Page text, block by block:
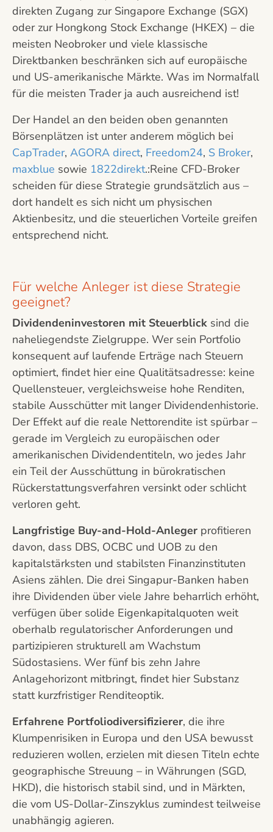
direkten Zugang zur Singapore Exchange (SGX)
oder zur Hongkong Stock Exchange (HKEX) – die
meisten Neobroker und viele klassische
Direktbanken beschränken sich auf europäische
und US-amerikanische Märkte. Was im Normalfall
für die meisten Trader ja auch ausreichend ist!
Der Handel an den beiden oben genannten
Börsenplätzen ist unter anderem möglich bei
CapTrader, AGORA direct, Freedom24, S Broker,
maxblue sowie 1822direkt.:Reine CFD-Broker
scheiden für diese Strategie grundsätzlich aus –
dort handelt es sich nicht um physischen
Aktienbesitz, und die steuerlichen Vorteile greifen
entsprechend nicht.
Für welche Anleger ist diese Strategie
geeignet?
Dividendeninvestoren mit Steuerblick sind die
naheliegendste Zielgruppe. Wer sein Portfolio
konsequent auf laufende Erträge nach Steuern
optimiert, findet hier eine Qualitätsadresse: keine
Quellensteuer, vergleichsweise hohe Renditen,
stabile Ausschütter mit langer Dividendenhistorie.
Der Effekt auf die reale Nettorendite ist spürbar –
gerade im Vergleich zu europäischen oder
amerikanischen Dividendentiteln, wo jedes Jahr
ein Teil der Ausschüttung in bürokratischen
Rückerstattungsverfahren versinkt oder schlicht
verloren geht.
Langfristige Buy-and-Hold-Anleger profitieren
davon, dass DBS, OCBC und UOB zu den
kapitalstärksten und stabilsten Finanzinstituten
Asiens zählen. Die drei Singapur-Banken haben
ihre Dividenden über viele Jahre beharrlich erhöht,
verfügen über solide Eigenkapitalquoten weit
oberhalb regulatorischer Anforderungen und
partizipieren strukturell am Wachstum
Südostasiens. Wer fünf bis zehn Jahre
Anlagehorizont mitbringt, findet hier Substanz
statt kurzfristiger Renditeoptik.
Erfahrene Portfoliodiversifizierer, die ihre
Klumpenrisiken in Europa und den USA bewusst
reduzieren wollen, erzielen mit diesen Titeln echte
geographische Streuung – in Währungen (SGD,
HKD), die historisch stabil sind, und in Märkten,
die vom US-Dollar-Zinszyklus zumindest teilweise
unabhängig agieren.